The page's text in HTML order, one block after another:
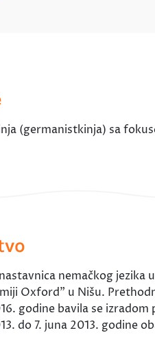
(germanistkinja) sa
nemačkog jezika
Oxford" u Nišu.
godine bavila se
do 7. juna 2013. godine